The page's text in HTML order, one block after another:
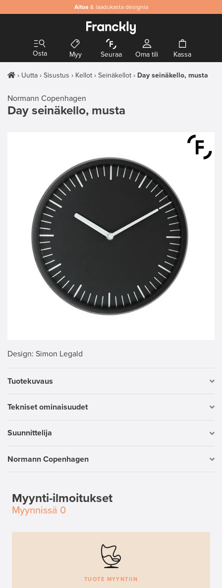
Aitoa & laadukasta designia
Osta Myy Seuraa Oma tili Kassa
Uutta Sisustus Kellot Seinäkellot Day seinäkello, musta
Normann Copenhagen
Day seinäkello, musta
Design: Simon Legald
Tuotekuvaus
Tekniset ominaisuudet
Suunnittelija
Normann Copenhagen
Myynti-ilmoitukset
Myynnissä 0
TUOTE MYYNTIIN